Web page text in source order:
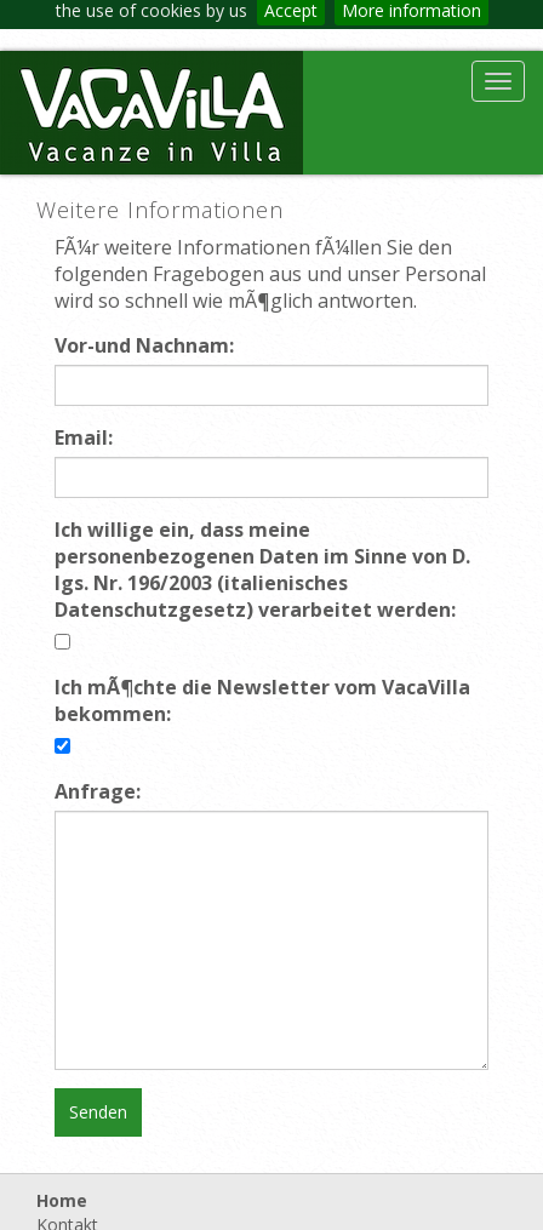
the use of cookies by us Accept More information
Weitere Informationen
FÃ¼r weitere Informationen fÃ¼llen Sie den
folgenden Fragebogen aus und unser Personal
wird so schnell wie mÃ¶glich antworten.
Vor-und Nachnam:
Email:
Ich willige ein, dass meine
personenbezogenen Daten im Sinne von D.
lgs. Nr. 196/2003 (italienisches
Datenschutzgesetz) verarbeitet werden:
Ich mÃ¶chte die Newsletter vom VacaVilla
bekommen:
Anfrage:
Home
Kontakt